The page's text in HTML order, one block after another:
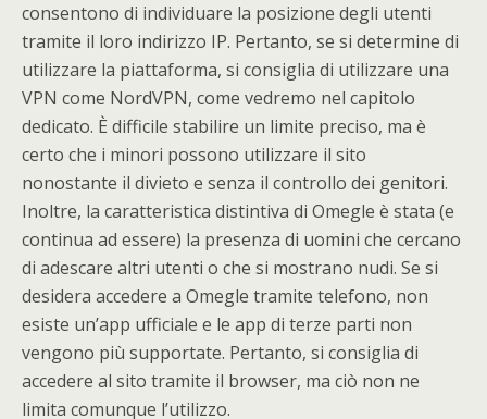
consentono di individuare la posizione degli utenti
tramite il loro indirizzo IP. Pertanto, se si determine di
utilizzare la piattaforma, si consiglia di utilizzare una
VPN come NordVPN, come vedremo nel capitolo
dedicato. È difficile stabilire un limite preciso, ma è
certo che i minori possono utilizzare il sito
nonostante il divieto e senza il controllo dei genitori.
Inoltre, la caratteristica distintiva di Omegle è stata (e
continua ad essere) la presenza di uomini che cercano
di adescare altri utenti o che si mostrano nudi. Se si
desidera accedere a Omegle tramite telefono, non
esiste un’app ufficiale e le app di terze parti non
vengono più supportate. Pertanto, si consiglia di
accedere al sito tramite il browser, ma ciò non ne
limita comunque l’utilizzo.